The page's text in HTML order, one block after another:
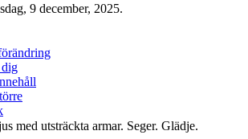
9 december, 2025.